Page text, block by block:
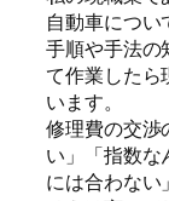
自動車につ
手順や手法の
て作業したら
います。
修理費の交渉
い」「指数な
には合わない